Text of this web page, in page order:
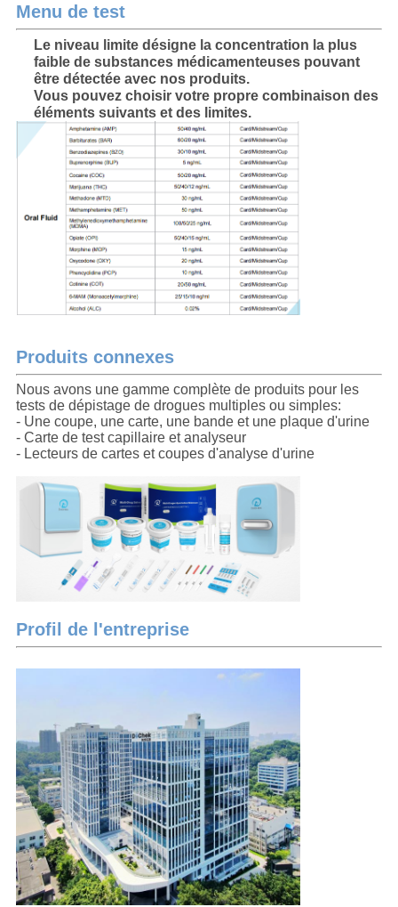
Menu de test
Le niveau limite désigne la concentration la plus
faible de substances médicamenteuses pouvant
être détectée avec nos produits.
Vous pouvez choisir votre propre combinaison des
éléments suivants et des limites.
Produits connexes
Nous avons une gamme complète de produits pour les
tests de dépistage de drogues multiples ou simples:
- Une coupe, une carte, une bande et une plaque d'urine
- Carte de test capillaire et analyseur
- Lecteurs de cartes et coupes d'analyse d'urine
Profil de l'entreprise